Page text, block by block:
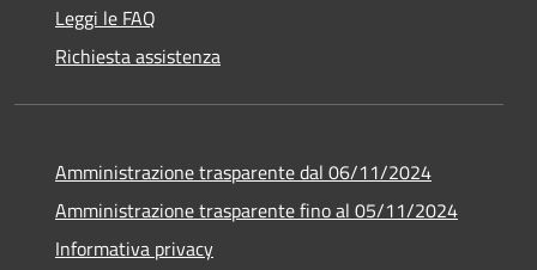
Leggi le FAQ
Richiesta assistenza
Amministrazione trasparente dal 06/11/2024
Amministrazione trasparente fino al 05/11/2024
Informativa privacy